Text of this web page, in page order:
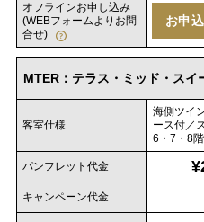
オフラインお申し込み
(WEBフォームよりお問
合せ)
お申
MTER：テラス・ミッド・スイ
客室仕様
海側ツイ
ース付／
6・7・8階
パンフレット代金
キャンペーン代金